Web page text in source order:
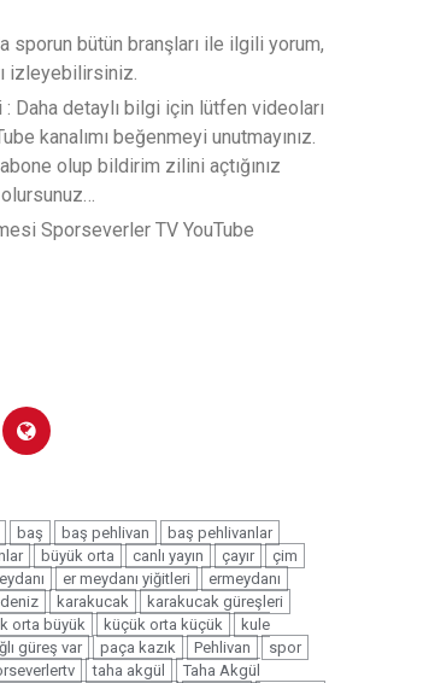
sporun bütün branşları ile ilgili yorum,
izleyebilirsiniz.
detaylı bilgi için lütfen videoları
kanalımı beğenmeyi unutmayınız.
olup bildirim zilini açtığınız
Sporseverler TV YouTube
baş baş pehlivan
baş pehlivanlar
büyük orta canlı yayın çayır
çim
er meydanı yiğitleri
ermeydanı
karakucak
karakucak güreşleri
orta büyük küçük orta küçük
kule
güreş var paça kazık Pehlivan
spor
taha akgül
Taha Akgül